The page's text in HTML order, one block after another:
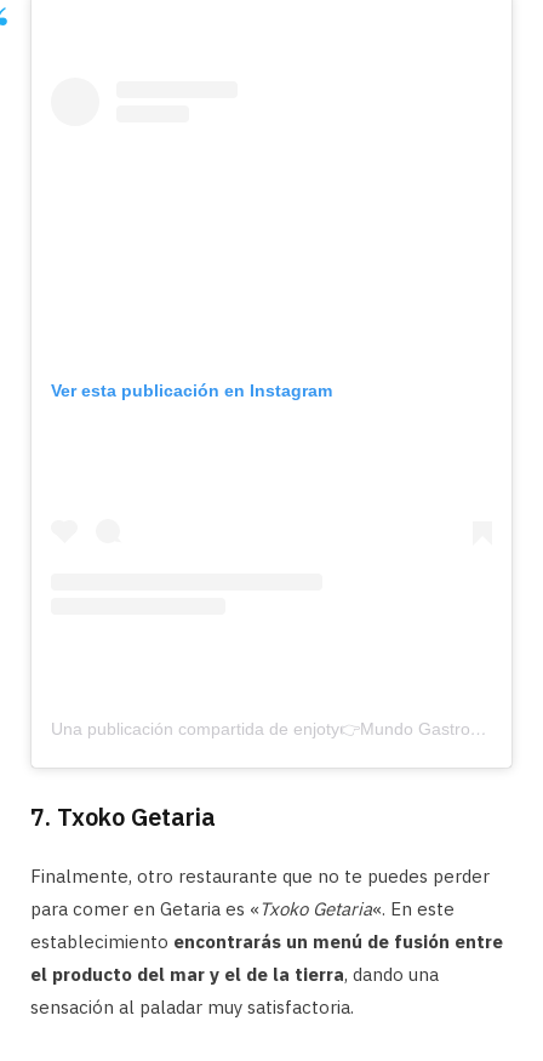
Ver esta publicación en Instagram
Una publicación compartida de enjoty👉Mundo Gastronómico (@enjoty)
7. Txoko Getaria
Finalmente, otro restaurante que no te puedes perder
para comer en Getaria es «Txoko Getaria«. En este
establecimiento encontrarás un menú de fusión entre
el producto del mar y el de la tierra, dando una
sensación al paladar muy satisfactoria.